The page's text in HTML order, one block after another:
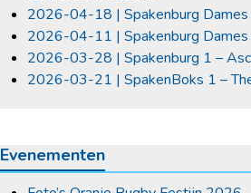
2026-04-18 | Spakenburg
2026-04-11 | Spakenburg
2026-03-28 | Spakenburg 1 –
2026-03-21 | SpakenBoks 1 –
Evenementen